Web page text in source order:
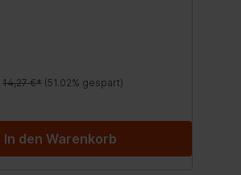
14,27 €* (51.02% gespart)
In den Warenkorb